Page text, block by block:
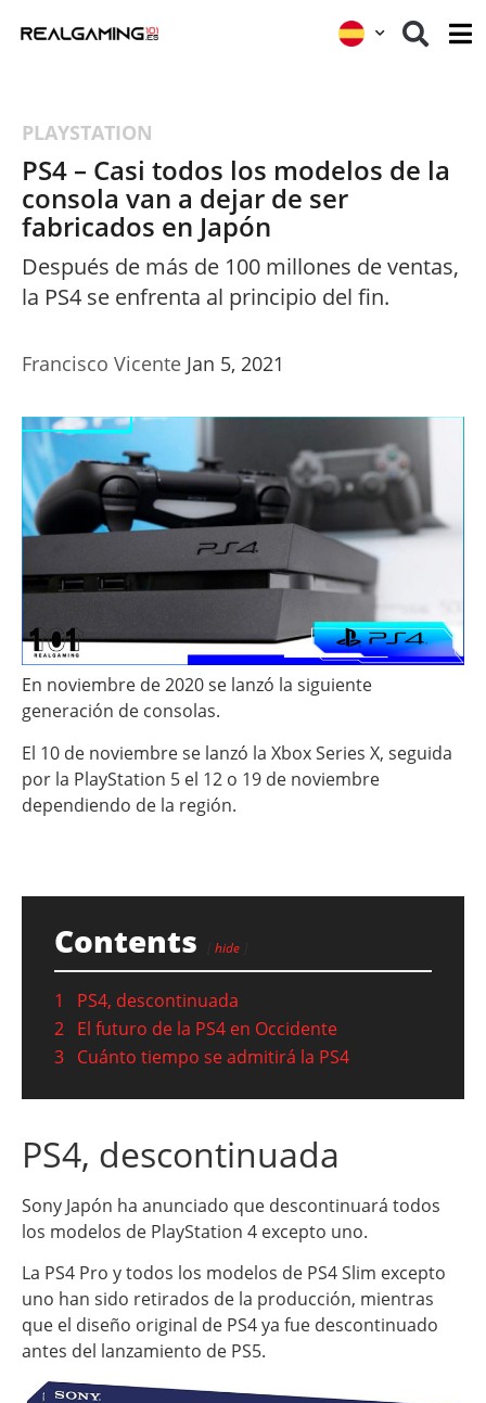
PLAYSTATION
PS4 – Casi todos los modelos de la
consola van a dejar de ser
fabricados en Japón
Después de más de 100 millones de ventas,
la PS4 se enfrenta al principio del fin.
Francisco Vicente Jan 5, 2021
En noviembre de 2020 se lanzó la siguiente
generación de consolas.
El 10 de noviembre se lanzó la Xbox Series X, seguida
por la PlayStation 5 el 12 o 19 de noviembre
dependiendo de la región.
Contents hide
1
PS4, descontinuada
2 El futuro de la PS4 en Occidente
3 Cuánto tiempo se admitirá la PS4
PS4, descontinuada
Sony Japón ha anunciado que descontinuará todos
los modelos de PlayStation 4 excepto uno.
La PS4 Pro y todos los modelos de PS4 Slim excepto
uno han sido retirados de la producción, mientras
que el diseño original de PS4 ya fue descontinuado
antes del lanzamiento de PS5.